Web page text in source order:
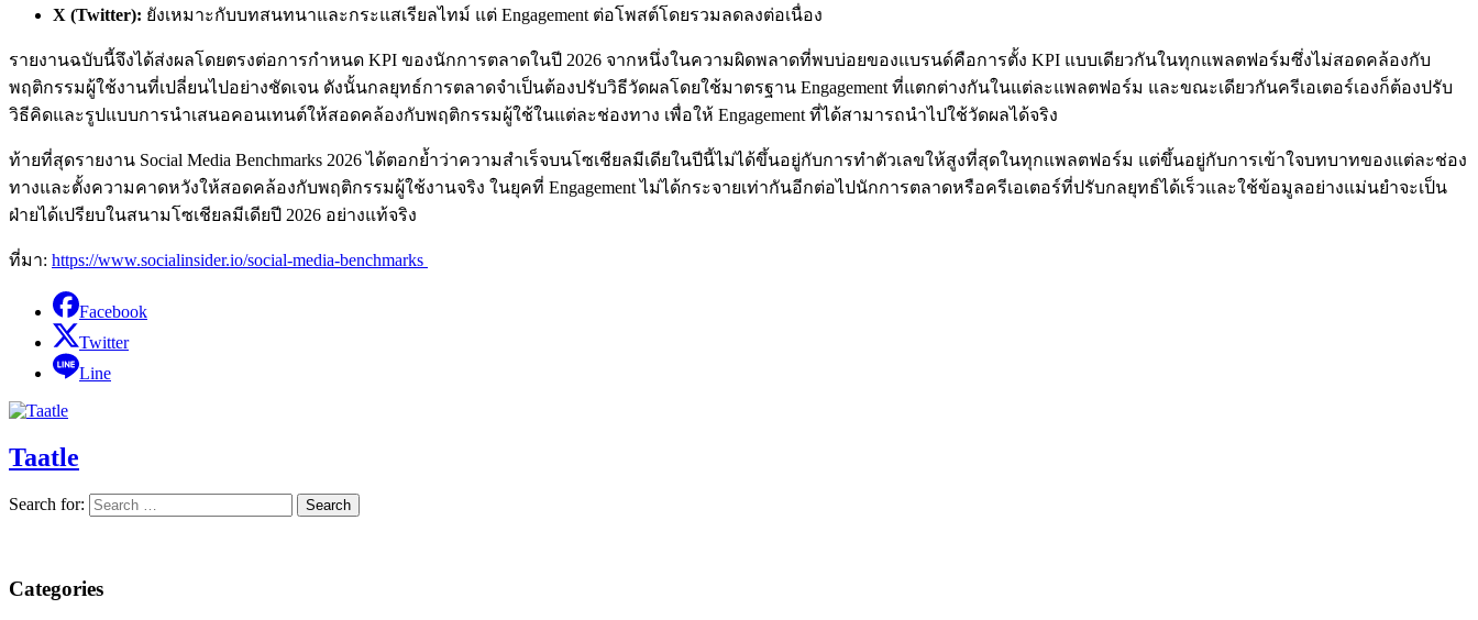
X (Twitter): ยังเหมาะกับบทสนทนาและกระแสเรียลไทม์ แต่ Engagement ต่อโพสต์โดยรวมลดลงต่อเนื่อง
รายงานฉบับนี้จึงได้ส่งผลโดยตรงต่อการกำหนด KPI ของนักการตลาดในปี 2026 จากหนึ่งในความผิดพลาดที่พบบ่อยของแบรนด์คือการตั้ง KPI แบบเดียวกันในทุกแพลตฟอร์มซึ่งไม่สอดคล้องกับ
พฤติกรรมผู้ใช้งานที่เปลี่ยนไปอย่างชัดเจน ดังนั้นกลยุทธ์การตลาดจำเป็นต้องปรับวิธีวัดผลโดยใช้มาตรฐาน Engagement ที่แตกต่างกันในแต่ละแพลตฟอร์ม และขณะเดียวกันครีเอเตอร์เองก็ต้องปรับ
วิธีคิดและรูปแบบการนำเสนอคอนเทนต์ให้สอดคล้องกับพฤติกรรมผู้ใช้ในแต่ละช่องทาง เพื่อให้ Engagement ที่ได้สามารถนำไปใช้วัดผลได้จริง
ท้ายที่สุดรายงาน Social Media Benchmarks 2026 ได้ตอกย้ำว่าความสำเร็จบนโซเชียลมีเดียในปีนี้ไม่ได้ขึ้นอยู่กับการทำตัวเลขให้สูงที่สุดในทุกแพลตฟอร์ม แต่ขึ้นอยู่กับการเข้าใจบทบาทของแต่ละช่อง
ทางและตั้งความคาดหวังให้สอดคล้องกับพฤติกรรมผู้ใช้งานจริง ในยุคที่ Engagement ไม่ได้กระจายเท่ากันอีกต่อไปนักการตลาดหรือครีเอเตอร์ที่ปรับกลยุทธ์ได้เร็วและใช้ข้อมูลอย่างแม่นยำจะเป็น
ฝ่ายได้เปรียบในสนามโซเชียลมีเดียปี 2026 อย่างแท้จริง
ที่มา: https://www.socialinsider.io/social-media-benchmarks
Facebook
Twitter
Line
Taatle
Search for:
Categories